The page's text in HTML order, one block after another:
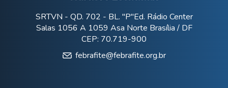
SRTVN - QD. 702 - BL. "P"Ed. Rádio Center
Salas 1056 A 1059 Asa Norte Brasília / DF
CEP: 70.719-900
febrafite@febrafite.org.br